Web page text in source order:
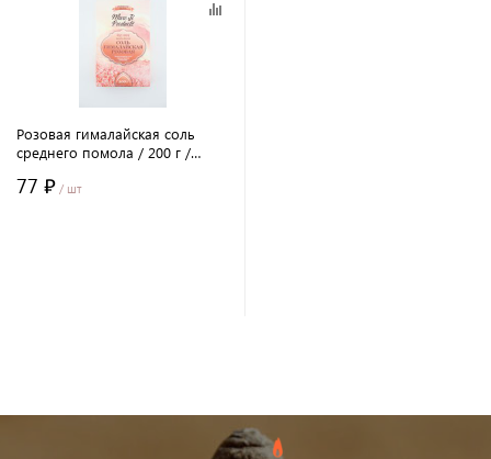
Розовая гималайская соль
среднего помола / 200 г /
77 ₽ / шт